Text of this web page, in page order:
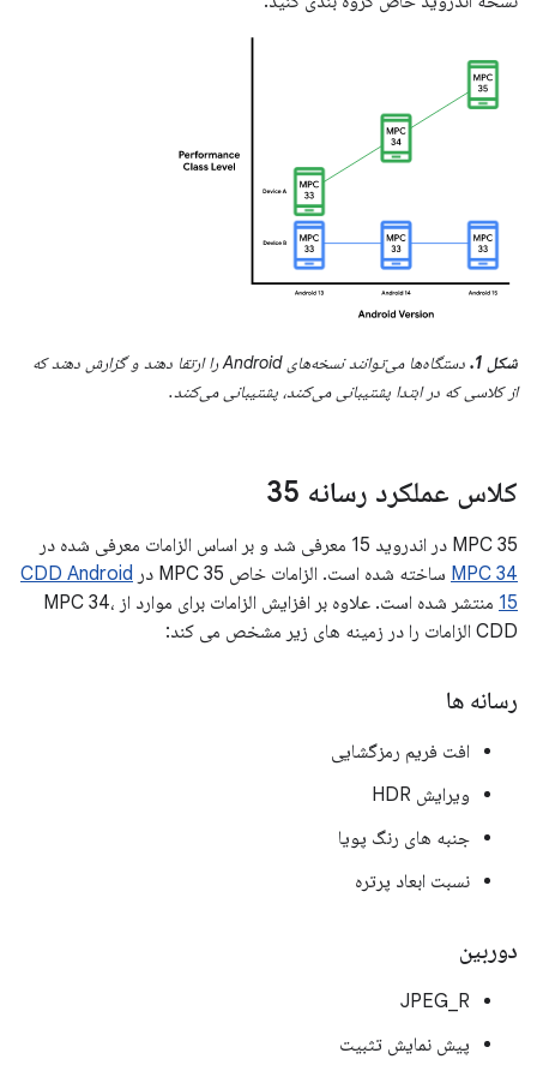
شکل 1.
دستگاه‌ها می‌توانند نسخه‌های Android را ارتقا دهند و گزارش دهند که
از کلاسی که در ابتدا پشتیبانی می‌کنند، پشتیبانی می‌کنند.
کلاس عملکرد رسانه 35
MPC 35 در اندروید 15 معرفی شد و بر اساس الزامات معرفی شده در
MPC 34 ساخته شده است. الزامات خاص MPC 35 در
CDD Android
15
منتشر شده است. علاوه بر افزایش الزامات برای موارد از MPC 34،
CDD الزامات را در زمینه های زیر مشخص می کند:
رسانه ها
افت فریم رمزگشایی
ویرایش HDR
جنبه های رنگ پویا
نسبت ابعاد پرتره
دوربین
JPEG_R
پیش نمایش تثبیت